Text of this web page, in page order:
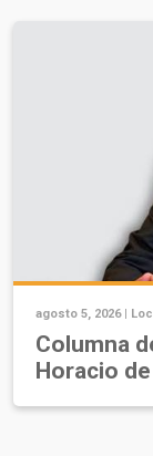
agosto 5, 2026 |
Columna
Horacio